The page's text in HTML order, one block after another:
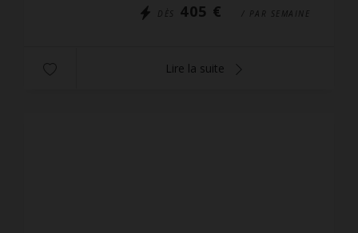
DÈS 405 € / PAR SEMAINE
Lire la suite